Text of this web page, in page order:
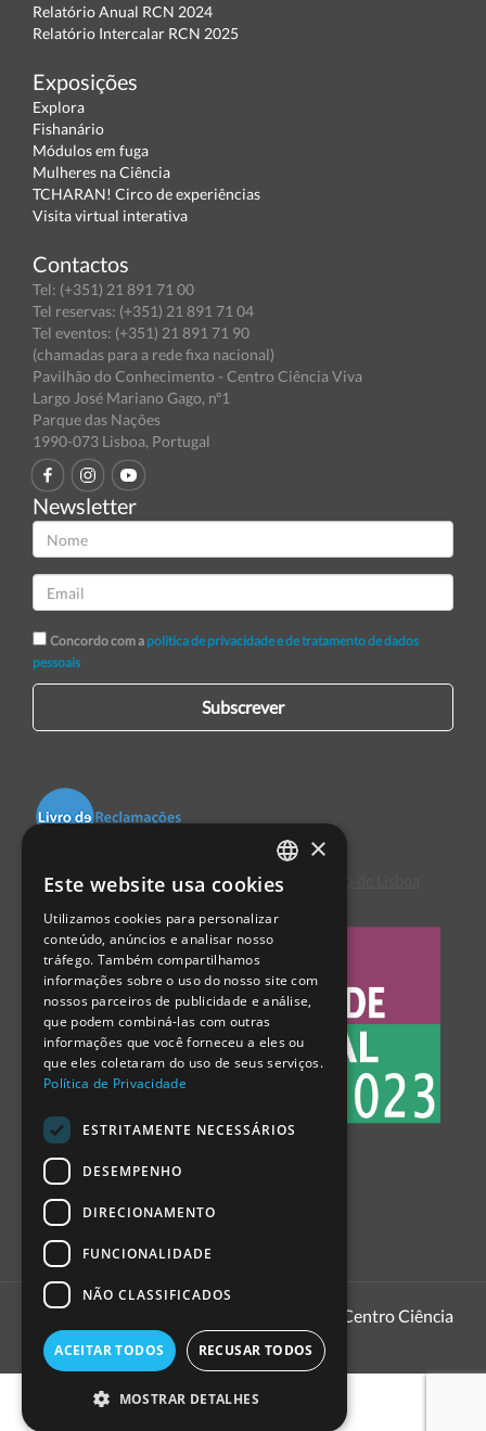
Relatório Anual RCN 2024
Relatório Intercalar RCN 2025
Exposições
Explora
Fishanário
Módulos em fuga
Mulheres na Ciência
TCHARAN! Circo de experiências
Visita virtual interativa
Contactos
Tel: (+351) 21 891 71 00
Tel reservas: (+351) 21 891 71 04
Tel eventos: (+351) 21 891 71 90
(chamadas para a rede fixa nacional)
Pavilhão do Conhecimento - Centro Ciência Viva
Largo José Mariano Gago, nº1
Parque das Nações
1990-073 Lisboa, Portugal
Newsletter
Concordo com a política de privacidade e de tratamento de dados
pessoais
Subscrever
Centro de Arbitragem de Conflitos de Consumo de Lisboa
1999 - 2026
Pavilhão do Conhecimento | Centro Ciência
PORTUGUESE
ENGLISH
SPANISH
×
Este website usa cookies
Utilizamos cookies para personalizar
conteúdo, anúncios e analisar nosso
tráfego. Também compartilhamos
informações sobre o uso do nosso site com
nossos parceiros de publicidade e análise,
que podem combiná-las com outras
informações que você forneceu a eles ou
que eles coletaram do uso de seus serviços.
Política de Privacidade
ESTRITAMENTE NECESSÁRIOS
DESEMPENHO
DIRECIONAMENTO
FUNCIONALIDADE
NÃO CLASSIFICADOS
ACEITAR TODOS RECUSAR TODOS
MOSTRAR DETALHES